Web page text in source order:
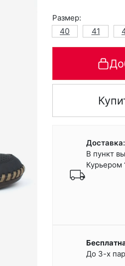
Размер:
40
41
Доставка:
В пункт
Курьером
До 3-х